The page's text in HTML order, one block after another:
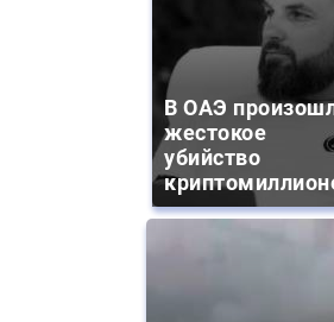
В ОАЭ
жестокое
убийство